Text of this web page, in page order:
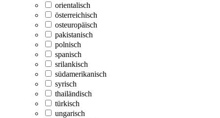
orientalisch
österreichisch
osteuropäisch
pakistanisch
polnisch
spanisch
srilankisch
südamerikanisch
syrisch
thailändisch
türkisch
ungarisch